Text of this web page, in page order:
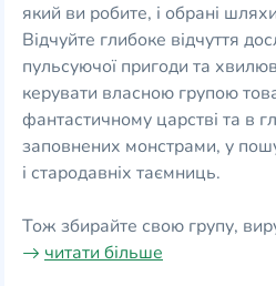
який ви робите, і обрані
Відчуйте глибоке відчуття
пульсуючої пригоди та
керувати власною групою
фантастичному царстві та в
заповнених монстрами, у
і стародавніх таємниць.
Тож збирайте свою групу,
читати більше